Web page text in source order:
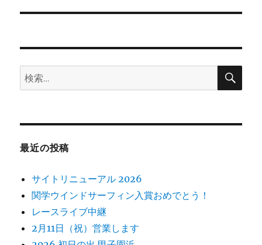
ー
ン
投
検
索:
検
最近の投稿
サイトリニューアル 2026
関学ウインドサーフィン入賞おめでとう！
レースライブ中継
2月11日（祝）営業します